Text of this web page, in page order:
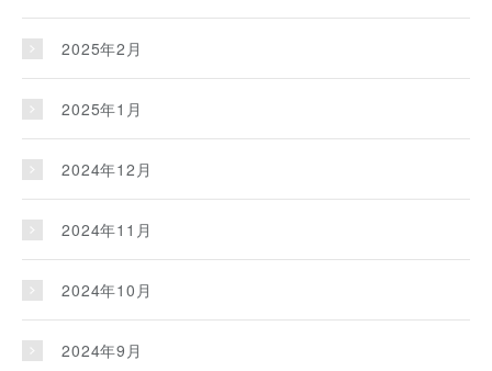
2025年2月
2025年1月
2024年12月
2024年11月
2024年10月
2024年9月